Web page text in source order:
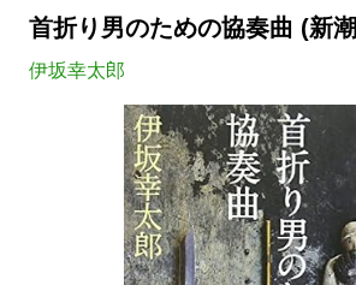
首折り男のための協奏曲 (新
伊坂幸太郎